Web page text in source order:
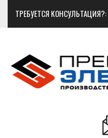
ТРЕБУЕТСЯ КОНСУЛЬТАЦИЯ?: